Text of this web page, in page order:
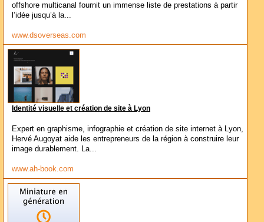
offshore multicanal fournit un immense liste de prestations à partir
l’idée jusqu’à la...
www.dsoverseas.com
Identité visuelle et création de site à Lyon
Expert en graphisme, infographie et création de site internet à Lyon,
Hervé Augoyat aide les entrepreneurs de la région à construire leur
image durablement. La...
www.ah-book.com